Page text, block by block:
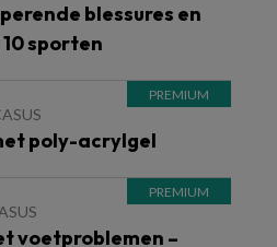
blessures en
sporten
poly-acrylgel
voetproblemen –